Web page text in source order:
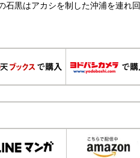
黒はアカシを制した沖浦を連れ回